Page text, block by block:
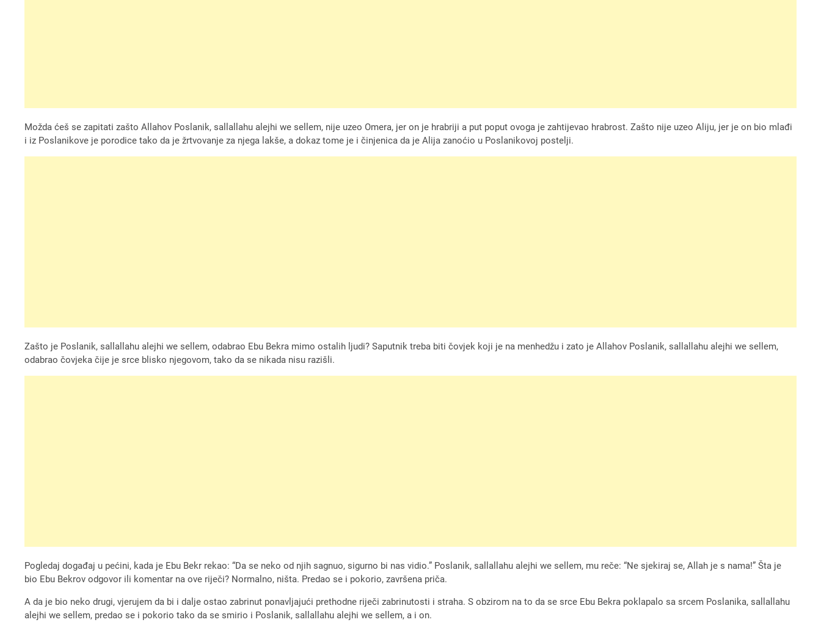
Možda ćeš se zapitati zašto Allahov Poslanik, sallallahu alejhi we sellem, nije uzeo Omera, jer on je hrabriji a put poput ovoga je zahtijevao hrabrost. Zašto nije uzeo Aliju, jer je on bio mlađi
i iz Poslanikove je porodice tako da je žrtvovanje za njega lakše, a dokaz tome je i činjenica da je Alija zanoćio u Poslanikovoj postelji.
Zašto je Poslanik, sallallahu alejhi we sellem, odabrao Ebu Bekra mimo ostalih ljudi? Saputnik treba biti čovjek koji je na menhedžu i zato je Allahov Poslanik, sallallahu alejhi we sellem,
odabrao čovjeka čije je srce blisko njegovom, tako da se nikada nisu razišli.
Pogledaj događaj u pećini, kada je Ebu Bekr rekao: “Da se neko od njih sagnuo, sigurno bi nas vidio.” Poslanik, sallallahu alejhi we sellem, mu reče: “Ne sjekiraj se, Allah je s nama!” Šta je
bio Ebu Bekrov odgovor ili komentar na ove riječi? Normalno, ništa. Predao se i pokorio, završena priča.
A da je bio neko drugi, vjerujem da bi i dalje ostao zabrinut ponavljajući prethodne riječi zabrinutosti i straha. S obzirom na to da se srce Ebu Bekra poklapalo sa srcem Poslanika, sallallahu
alejhi we sellem, predao se i pokorio tako da se smirio i Poslanik, sallallahu alejhi we sellem, a i on.